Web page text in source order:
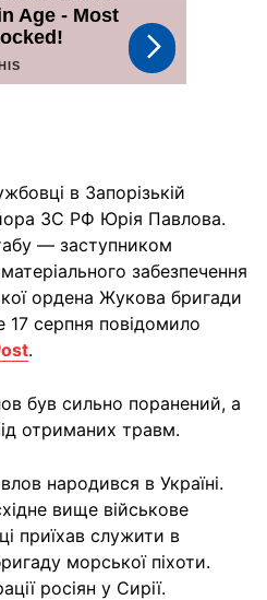
в Запорізькій
ЗС РФ Юрія Павлова.
— заступником
забезпечення
ордена Жукова бригади
17 серпня повідомило
.
був сильно поранений, а
отриманих травм.
народився в Україні.
вище військове
приїхав служити в
морської піхоти.
росіян у Сирії.